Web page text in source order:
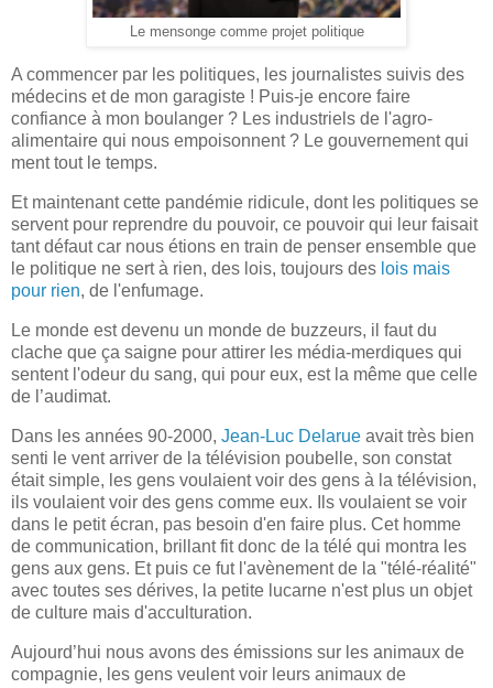
Le mensonge comme projet politique
A commencer par les politiques, les journalistes suivis des
médecins et de mon garagiste ! Puis-je encore faire
confiance à mon boulanger ? Les industriels de l'agro-
alimentaire qui nous empoisonnent ? Le gouvernement qui
ment tout le temps.
Et maintenant cette pandémie ridicule, dont les politiques se
servent pour reprendre du pouvoir, ce pouvoir qui leur faisait
tant défaut car nous étions en train de penser ensemble que
le politique ne sert à rien, des lois, toujours des lois mais
pour rien, de l'enfumage.
Le monde est devenu un monde de buzzeurs, il faut du
clache que ça saigne pour attirer les média-merdiques qui
sentent l'odeur du sang, qui pour eux, est la même que celle
de l’audimat.
Dans les années 90-2000, Jean-Luc Delarue avait très bien
senti le vent arriver de la télévision poubelle, son constat
était simple, les gens voulaient voir des gens à la télévision,
ils voulaient voir des gens comme eux. Ils voulaient se voir
dans le petit écran, pas besoin d'en faire plus. Cet homme
de communication, brillant fit donc de la télé qui montra les
gens aux gens. Et puis ce fut l'avènement de la "télé-réalité"
avec toutes ses dérives, la petite lucarne n'est plus un objet
de culture mais d'acculturation.
Aujourd’hui nous avons des émissions sur les animaux de
compagnie, les gens veulent voir leurs animaux de